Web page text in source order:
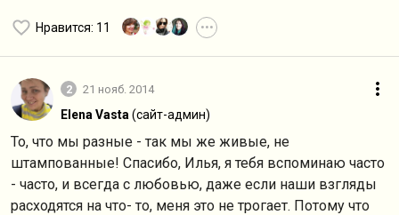
Нравится: 11 •••
2 21 нояб. 2014
Elena Vasta (сайт-админ)
То, что мы разные - так мы же живые, не
штампованные! Спасибо, Илья, я тебя вспоминаю часто
- часто, и всегда с любовью, даже если наши взгляды
расходятся на что- то, меня это не трогает. Потому что